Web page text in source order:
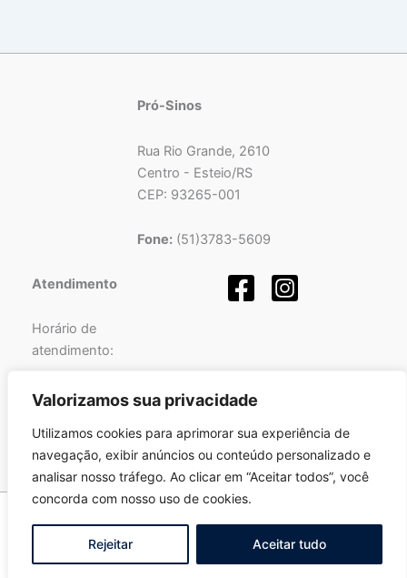
Valorizamos sua privacidade
Utilizamos cookies para aprimorar sua experiência de
navegação, exibir anúncios ou conteúdo personalizado e
analisar nosso tráfego. Ao clicar em “Aceitar todos”, você
concorda com nosso uso de cookies.
Rejeitar Aceitar tudo
Pró-Sinos
Rua Rio Grande, 2610
Centro - Esteio/RS
CEP: 93265-001
Fone:(51)3783-5609
Atendimento
Horário de
atendimento:
Segunda a Sexta-feira
das13hàs17h.
Copyright © 2026 Pró-Sinos | Desenvolvido porFortalezatec